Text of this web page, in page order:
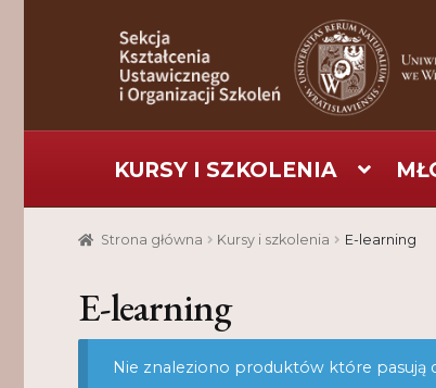
Przejdź
do
nawigacji
Przejdź
do
treści
KURSY I SZKOLENIA
Strona główna Aktualności Baza
Strona główna Kursy i szkolenia E-learning
E-learning
Nie znaleziono produktów które pasują